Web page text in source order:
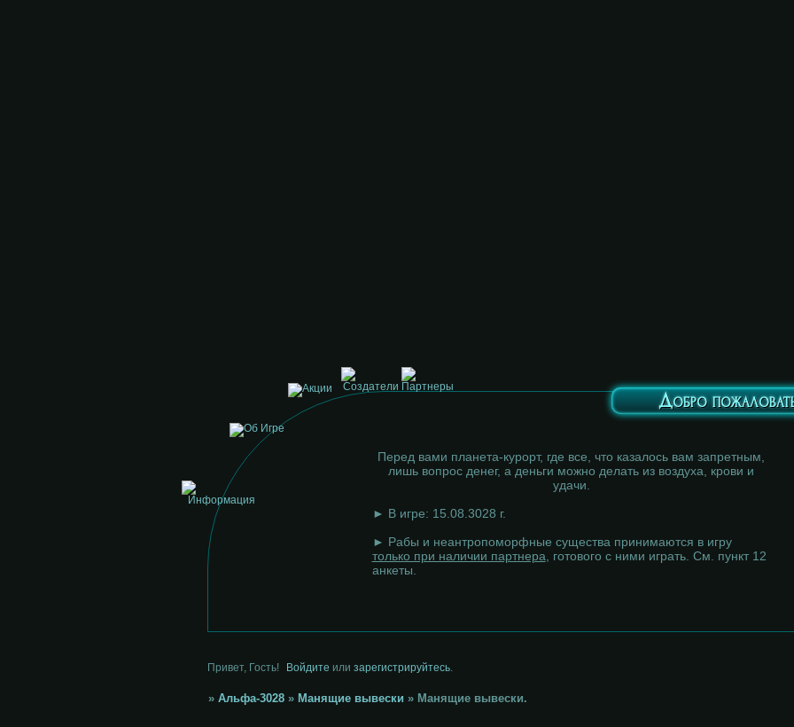
Добро
Перед вами планета-курорт, где все, что казалось вам запретным,
лишь вопрос денег, а деньги можно делать из воздуха, крови и
удачи.
► В игре: 15.08.3028 г.
► Рабы и неантропоморфные существа принимаются в игру
только при наличии партнера , готового с ними играть. См. пункт 12
анкеты.
Привет, Гость! Войдите илизарегистрируйтесь
» Альфа-3028 » Манящие вывески » Манящие вывески.